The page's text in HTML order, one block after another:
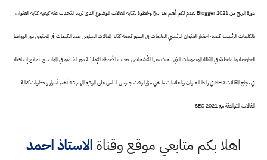
دورة الربح من Blogger 2021 نقدم لكم أهم 15 سرًا وخطوة لكتابة المقالات الموضوع الذي تريد التحدث عنه كيفية كتابة العنوان
بالكلمات الرئيسية كيفية اختيار العنوان الرئيسي العلامات في الصور كيفية كتابة المقالات العناوين عدد الكلمات في المحتوى دور الروابط
الخارجية والداخلية في المقالة الموضوعات التي يبحث عنها الأشخاص. تجنب الأخطاء الإملائية دور الفيديو في المواضيع نصائح إضافية
في نجاح المقالات SEO في رابط العنوان والعلامات ما هي مزايا وقت جلوس الناس على الموقع المهم 15 أهم أسرار وخطوات كتابة
المقالات المتوافقة مع SEO 2021
اهلا بكم متابعي موقع وقناةالاستاذ احمد